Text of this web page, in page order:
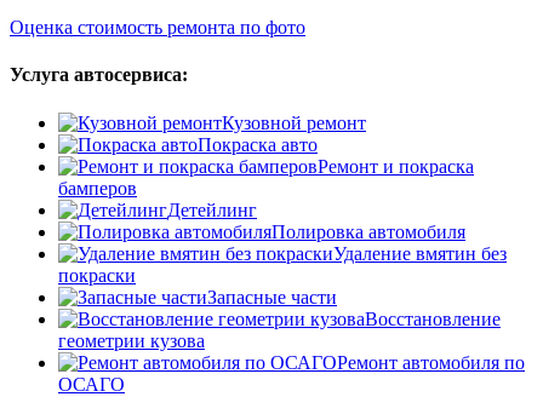
Оценка стоимость ремонта по фото
Услуга автосервиса:
Кузовной ремонт
Покраска авто
Ремонт и покраска
бамперов
Детейлинг
Полировка автомобиля
Удаление вмятин без
покраски
Запасные части
Восстановление
геометрии кузова
Ремонт автомобиля по
ОСАГО